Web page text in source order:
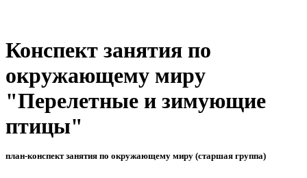
Конспект занятия по
окружающему миру
"Перелетные и зимующие
птицы"
план-конспект занятия по окружающему миру (старшая группа)